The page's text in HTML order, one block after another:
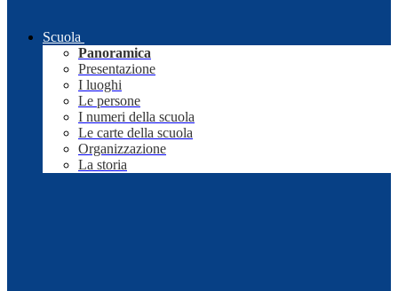
Scuola
Panoramica
Presentazione
I luoghi
Le persone
I numeri della scuola
Le carte della scuola
Organizzazione
La storia